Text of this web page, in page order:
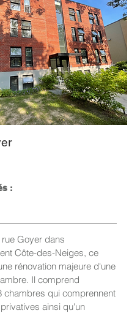
:
Goyer dans
Côte-des-Neiges, ce
rénovation majeure d'une
Il comprend
chambres qui comprennent
ainsi qu'un